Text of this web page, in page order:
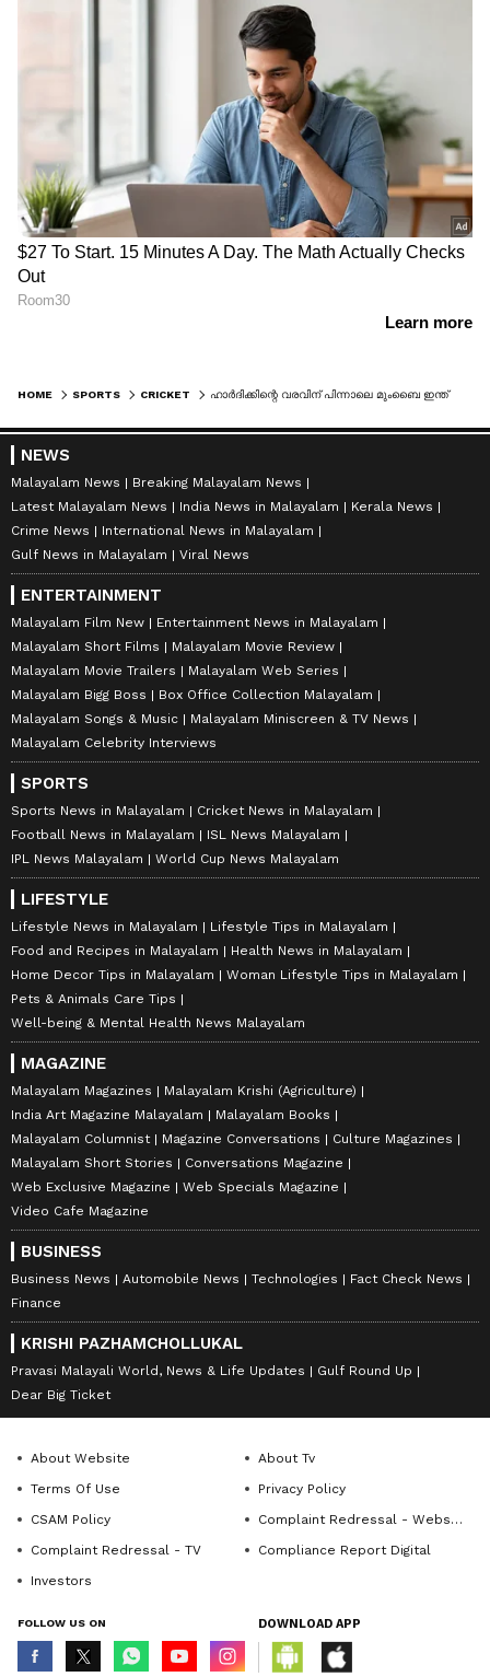
HOME SPORTS CRICKET ഹാര്‍ദിക്കിന്റെ വരവിന് പിന്നാലെ മുംബൈ ഇന്ത്യന്‍സില്‍ ഭിന്നത! ജസ്പ്രിത് ബുമ്ര ചെന്നൈ സൂപ്പര്‍ കിംഗ്‌സിലേക്ക്?
NEWS
Malayalam News
Breaking Malayalam News
Latest Malayalam News
India News in Malayalam
Kerala News
Crime News
International News in Malayalam
Gulf News in Malayalam
Viral News
ENTERTAINMENT
Malayalam Film New
Entertainment News in Malayalam
Malayalam Short Films
Malayalam Movie Review
Malayalam Movie Trailers
Malayalam Web Series
Malayalam Bigg Boss
Box Office Collection Malayalam
Malayalam Songs & Music
Malayalam Miniscreen & TV News
Malayalam Celebrity Interviews
SPORTS
Sports News in Malayalam
Cricket News in Malayalam
Football News in Malayalam
ISL News Malayalam
IPL News Malayalam
World Cup News Malayalam
LIFESTYLE
Lifestyle News in Malayalam
Lifestyle Tips in Malayalam
Food and Recipes in Malayalam
Health News in Malayalam
Home Decor Tips in Malayalam
Woman Lifestyle Tips in Malayalam
Pets & Animals Care Tips
Well-being & Mental Health News Malayalam
MAGAZINE
Malayalam Magazines
Malayalam Krishi (Agriculture)
India Art Magazine Malayalam
Malayalam Books
Malayalam Columnist
Magazine Conversations
Culture Magazines
Malayalam Short Stories
Conversations Magazine
Web Exclusive Magazine
Web Specials Magazine
Video Cafe Magazine
BUSINESS
Business News Automobile News Technologies
Fact Check News
Finance
KRISHI PAZHAMCHOLLUKAL
Pravasi Malayali World, News & Life Updates
Gulf Round Up
Dear Big Ticket
About Website
About Tv
Terms Of Use
Privacy Policy
CSAM Policy
Complaint Redressal - Website
Complaint Redressal - TV
Compliance Report Digital
Investors
FOLLOW US ON DOWNLOAD APP